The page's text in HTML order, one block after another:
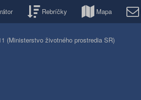
Rebríčky Mapa
(Ministerstvo životného prostredia SR)